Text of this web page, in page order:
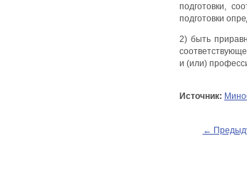
подготовки,
подготовки
2) быть
и (или)
Источник:
←